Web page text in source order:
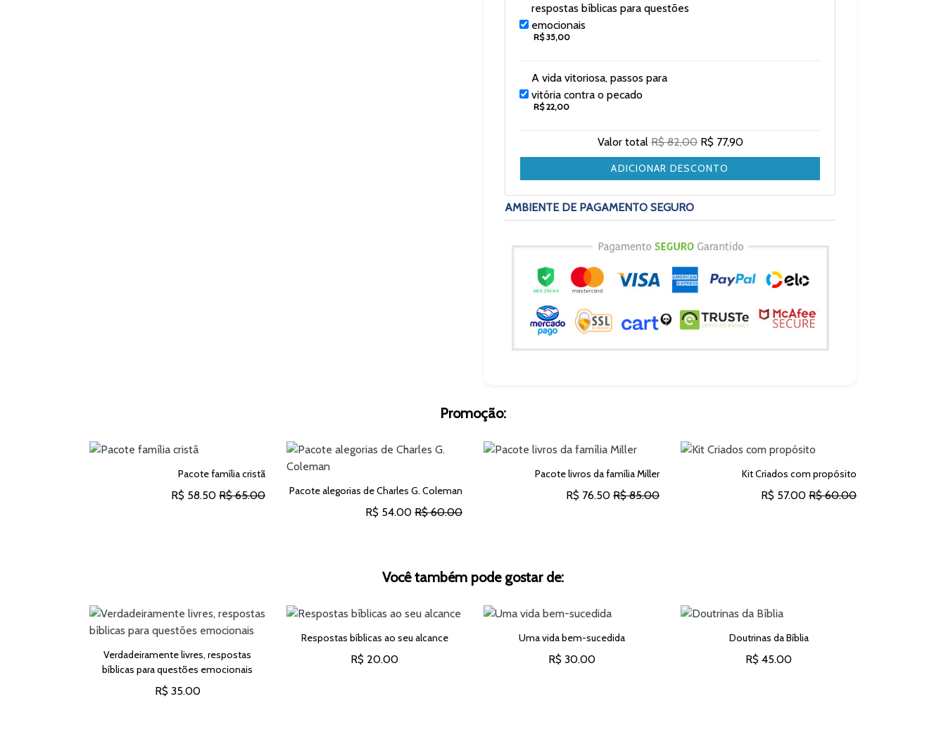
respostas bíblicas para questões
emocionais
R$ 35,00
A vida vitoriosa, passos para
vitória contra o pecado
R$ 22,00
Valor totalR$ 82,00 R$ 77,90
ADICIONAR DESCONTO
AMBIENTE DE PAGAMENTO SEGURO
Promoção:
Pacote família cristã
R$ 58.50 R$ 65.00 Pacote alegorias de Charles G. Coleman
R$ 54.00 R$ 60.00
Pacote livros da família Miller
R$ 76.50 R$ 85.00
Kit Criados com propósito
R$ 57.00 R$ 60.00
Você também pode gostar de:
Verdadeiramente livres, respostas
bíblicas para questões emocionais
R$ 35.00
Respostas bíblicas ao seu alcance
R$ 20.00
Uma vida bem-sucedida
R$ 30.00
Doutrinas da Bíblia
R$ 45.00